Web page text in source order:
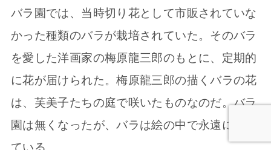
バラ園では、当時切り花として市販されていな
かった種類のバラが栽培されていた。そのバラ
を愛した洋画家の梅原龍三郎のもとに、定期的
に花が届けられた。梅原龍三郎の描くバラの花
は、芙美子たちの庭で咲いたものなのだ。バラ
園は無くなったが、バラは絵の中で永遠に生き
ている。